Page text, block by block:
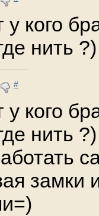
у кого
нить ?)
#
у кого
нить
замки